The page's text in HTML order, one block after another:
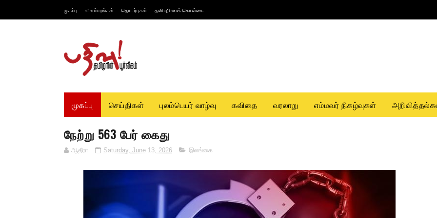
முகப்பு விளம்பரங்கள் தொடர்புகள் தனியுரிமைக் கொள்கை
முகப்பு செய்திகள் புலம்பெயர் வாழ்வு கவிதை வரலாறு எம்மவர் நிகழ்வுகள்
நேற்று 563 பேர் கைது
ஆதீரா Saturday, June 13, 2026 இலங்கை